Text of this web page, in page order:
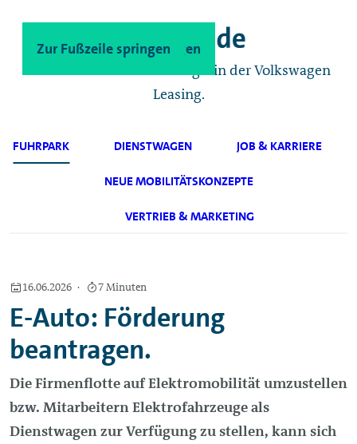
Zum Hauptinhalt springen
Zur Fußzeile springen
Das Geschäftskunden-Magazin der Volkswagen
Leasing.
FUHRPARK DIENSTWAGEN JOB & KARRIERE
NEUE MOBILITÄTSKONZEPTE
VERTRIEB & MARKETING
16.06.2026 7 Minuten
E-Auto: Förderung
beantragen.
Die Firmenflotte auf Elektromobilität umzustellen
bzw. Mitarbeitern Elektrofahrzeuge als
Dienstwagen zur Verfügung zu stellen, kann sich